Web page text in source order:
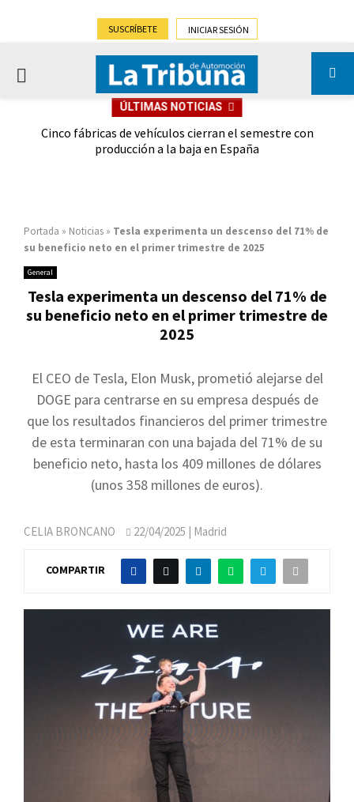
SUSCRÍBETE INICIAR SESIÓN
PRIMARY
ÚLTIMAS NOTICIAS
Cinco fábricas de vehículos cierran el semestre con
producción a la baja en España
Portada » Noticias » Tesla experimenta un descenso del 71% de
su beneficio neto en el primer trimestre de 2025
General
Tesla experimenta un descenso del 71% de
su beneficio neto en el primer trimestre de
2025
El CEO de Tesla, Elon Musk, prometió alejarse del
DOGE para centrarse en su empresa después de
que los resultados financieros del primer trimestre
de esta terminaran con una bajada del 71% de su
beneficio neto, hasta los 409 millones de dólares
(unos 358 millones de euros).
CELIA BRONCANO 22/04/2025 | Madrid
COMPARTIR